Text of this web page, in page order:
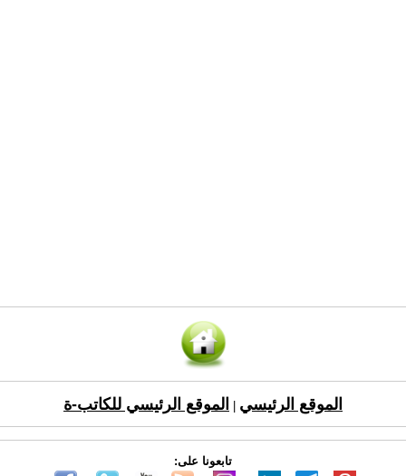
الموقع الرئيسي الموقع الرئيسي للكاتب-ة
تابعونا على: